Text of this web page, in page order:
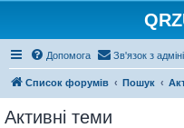
Допомога Зв'язок з
Список форумів Пошук
Активні теми